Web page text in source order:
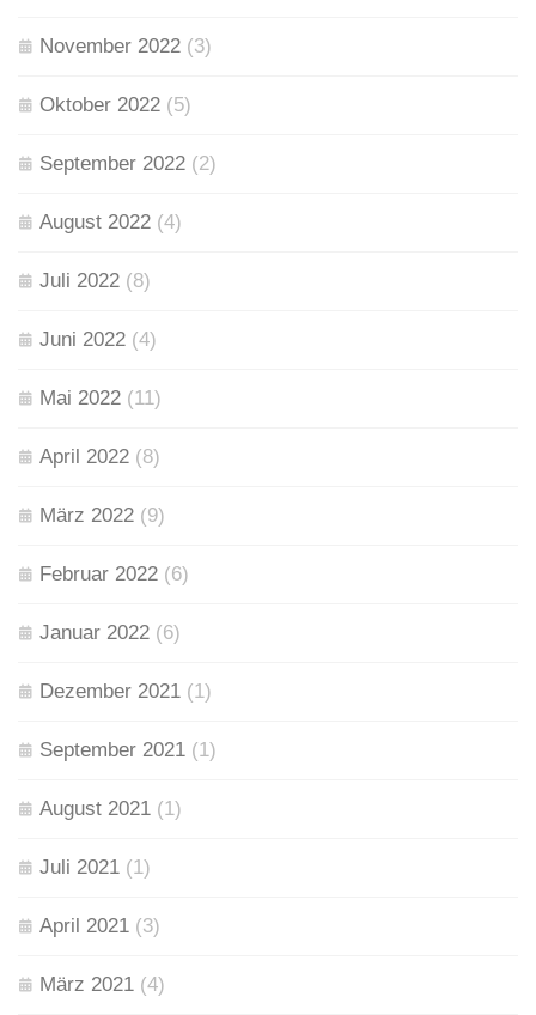
November 2022 (3)
Oktober 2022 (5)
September 2022 (2)
August 2022 (4)
Juli 2022 (8)
Juni 2022 (4)
Mai 2022 (11)
April 2022 (8)
März 2022 (9)
Februar 2022 (6)
Januar 2022 (6)
Dezember 2021 (1)
September 2021 (1)
August 2021 (1)
Juli 2021 (1)
April 2021 (3)
März 2021 (4)